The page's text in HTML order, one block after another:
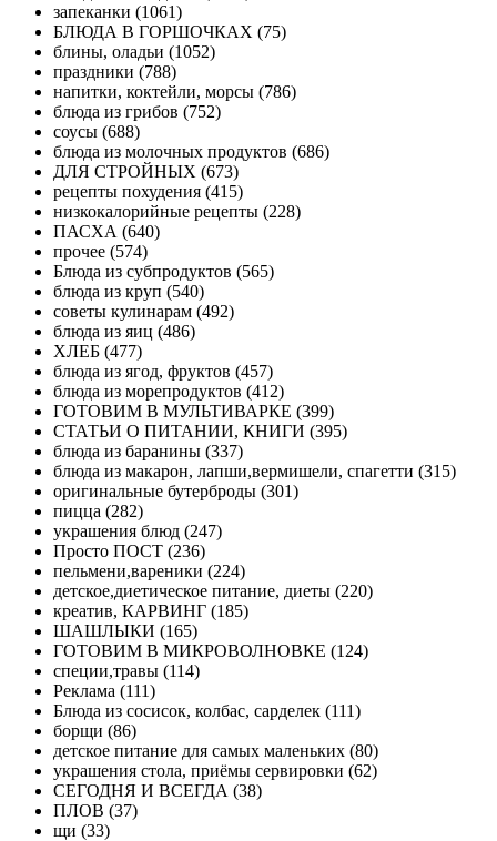
запеканки (1061)
БЛЮДА В ГОРШОЧКАХ (75)
блины, оладьи (1052)
праздники (788)
напитки, коктейли, морсы (786)
блюда из грибов (752)
соусы (688)
блюда из молочных продуктов (686)
ДЛЯ СТРОЙНЫХ (673)
рецепты похудения (415)
низкокалорийные рецепты (228)
ПАСХА (640)
прочее (574)
Блюда из субпродуктов (565)
блюда из круп (540)
советы кулинарам (492)
блюда из яиц (486)
ХЛЕБ (477)
блюда из ягод, фруктов (457)
блюда из морепродуктов (412)
ГОТОВИМ В МУЛЬТИВАРКЕ (399)
СТАТЬИ О ПИТАНИИ, КНИГИ (395)
блюда из баранины (337)
блюда из макарон, лапши,вермишели, спагетти (315)
оригинальные бутерброды (301)
пицца (282)
украшения блюд (247)
Просто ПОСТ (236)
пельмени,вареники (224)
детское,диетическое питание, диеты (220)
креатив, КАРВИНГ (185)
ШАШЛЫКИ (165)
ГОТОВИМ В МИКРОВОЛНОВКЕ (124)
специи,травы (114)
Реклама (111)
Блюда из сосисок, колбас, сарделек (111)
борщи (86)
детское питание для самых маленьких (80)
украшения стола, приёмы сервировки (62)
СЕГОДНЯ И ВСЕГДА (38)
ПЛОВ (37)
щи (33)